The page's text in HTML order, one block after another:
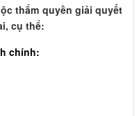
thẩm quyền giải quyết
cụ thể:
chính: